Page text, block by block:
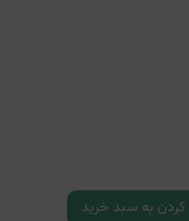
کردن به سبد خرید